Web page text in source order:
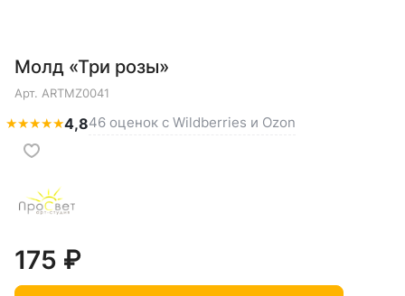
Молд «Три розы»
Арт. ARTMZ0041
★★★★★4,846 оценок с Wildberries и Ozon
175 ₽